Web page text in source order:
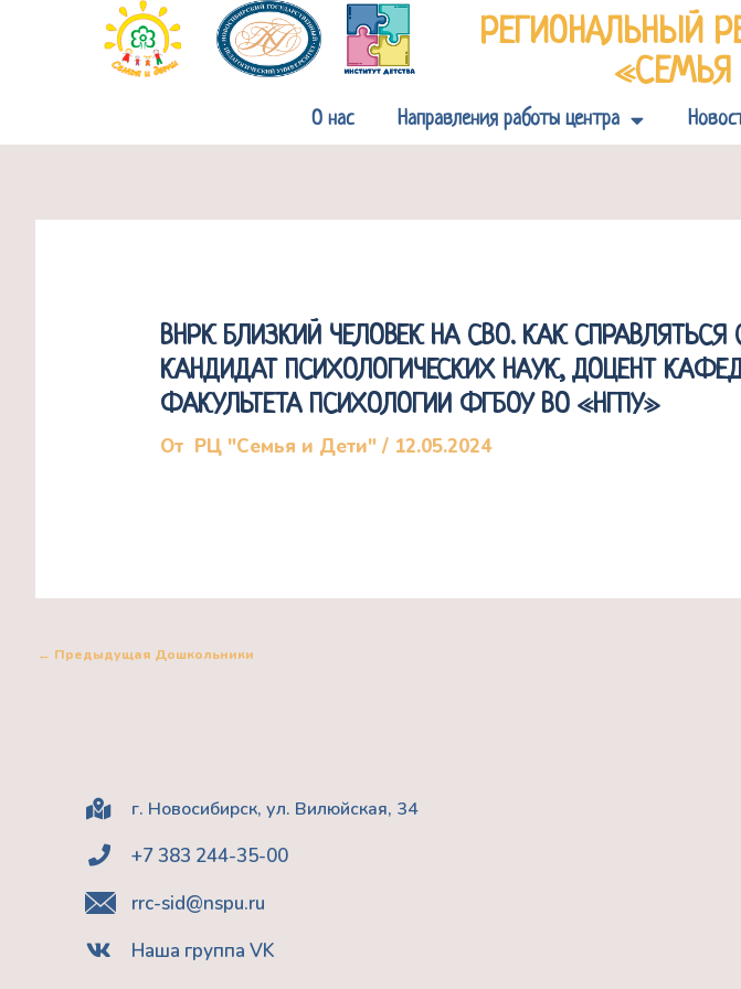
содержимому
РЕГИОНАЛЬНЫЙ
«СЕМЬЯ
О нас Направления работы центра
ВНРК БЛИЗКИЙ ЧЕЛОВЕК НА СВО. КАК
КАНДИДАТ ПСИХОЛОГИЧЕСКИХ НАУК, ДОЦЕНТ
ФАКУЛЬТЕТА ПСИХОЛОГИИ ФГБОУ ВО «НГПУ»
От РЦ "Семья и Дети"/ 12.05.2024
← Предыдущая Дошкольники
г. Новосибирск, ул. Вилюйская, 34
+7 383 244-35-00
rrc-sid@nspu.ru
Наша группа VK